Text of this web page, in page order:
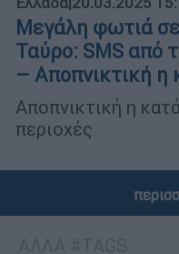
Μεγάλη φωτιά
Ταύρο: SMS από
– Αποπνικτική η
Αποπνικτική η
περιοχές